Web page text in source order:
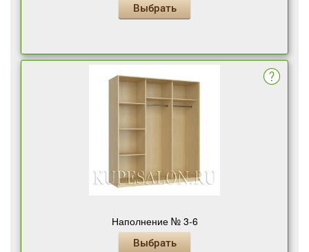
Выбрать
Наполнение № 3-6
Выбрать